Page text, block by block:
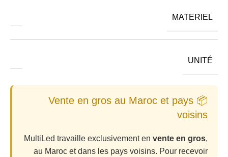
MATERIEL
UNITÉ
📦 Vente en gros au Maroc et pays
voisins
MultiLed travaille exclusivement en vente en gros,
au Maroc et dans les pays voisins. Pour recevoir